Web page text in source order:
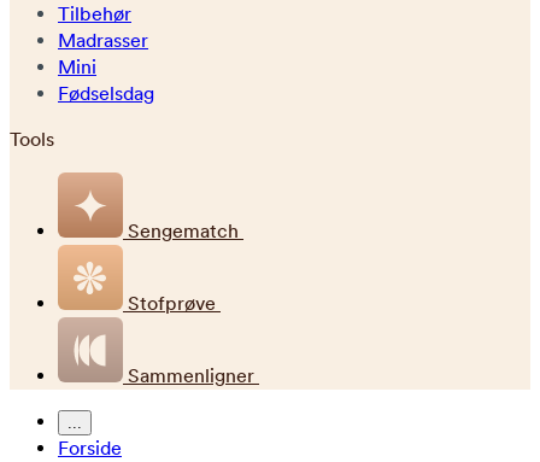
Tilbehør
Madrasser
Mini
Fødselsdag
Tools
Sengematch
Stofprøve
Sammenligner
...
Forside